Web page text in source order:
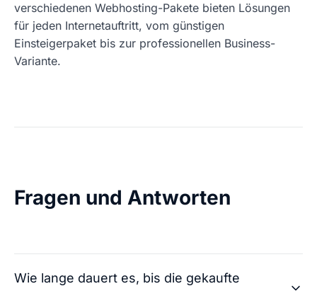
verschiedenen Webhosting-Pakete bieten Lösungen
für jeden Internetauftritt, vom günstigen
Einsteigerpaket bis zur professionellen Business-
Variante.
Fragen und Antworten
Wie lange dauert es, bis die gekaufte